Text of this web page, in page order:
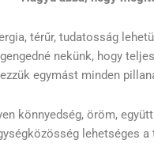
térűr, tudatosság
nekünk, hogy
egymást minden
könnyedség, öröm,
lehetséges a